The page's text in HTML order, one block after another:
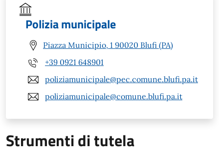
Polizia municipale
Piazza Municipio, 1 90020 Blufi (PA)
+39 0921 648901
poliziamunicipale@pec.comune.blufi.pa.it
poliziamunicipale@comune.blufi.pa.it
Strumenti di tutela